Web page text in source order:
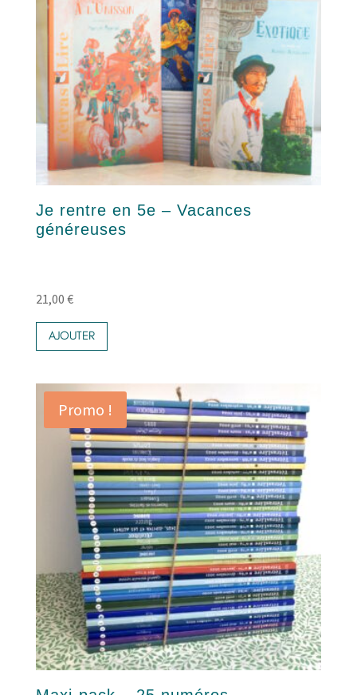
la
page
du
produit
Je rentre en 5e – Vacances
généreuses
21,00 €
AJOUTER
Promo !